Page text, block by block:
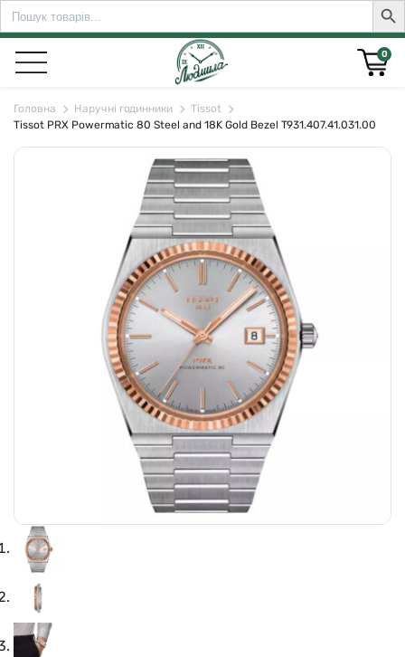
Search
for:
0
Головна Наручні годинники
Tissot
Tissot PRX Powermatic 80 Steel and 18K Gold Bezel T931.407.41.031.00